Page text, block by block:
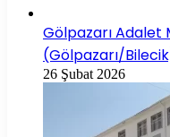
Gölpazarı Adalet
(Gölpazarı/
26 Şubat 2026